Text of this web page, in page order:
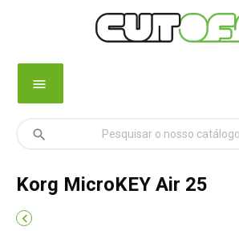
menu
search
Korg MicroKEY Air 25
